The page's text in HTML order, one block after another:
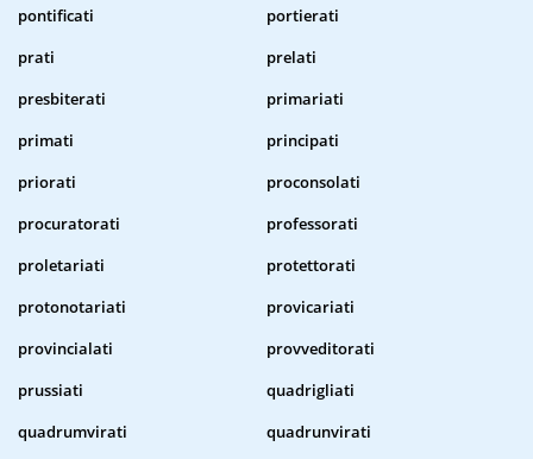
pontificati
portierati
prati
prelati
presbiterati
primariati
primati
principati
priorati
proconsolati
procuratorati
professorati
proletariati
protettorati
protonotariati
provicariati
provincialati
provveditorati
prussiati
quadrigliati
quadrumvirati
quadrunvirati